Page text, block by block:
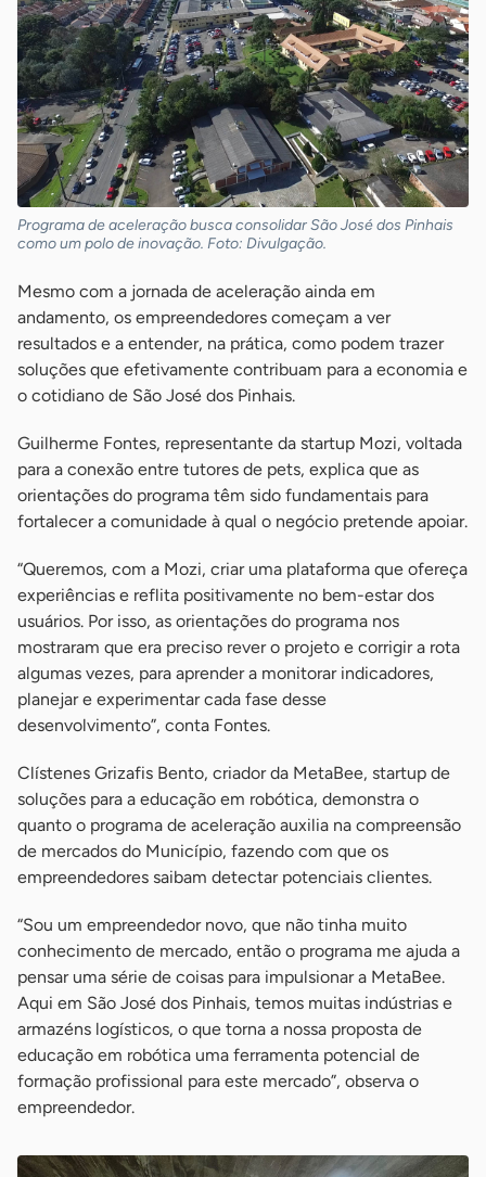
Programa de aceleração busca consolidar São José dos Pinhais
como um polo de inovação. Foto: Divulgação.
Mesmo com a jornada de aceleração ainda em
andamento, os empreendedores começam a ver
resultados e a entender, na prática, como podem trazer
soluções que efetivamente contribuam para a economia e
o cotidiano de São José dos Pinhais.
Guilherme Fontes, representante da startup Mozi, voltada
para a conexão entre tutores de pets, explica que as
orientações do programa têm sido fundamentais para
fortalecer a comunidade à qual o negócio pretende apoiar.
“Queremos, com a Mozi, criar uma plataforma que ofereça
experiências e reflita positivamente no bem-estar dos
usuários. Por isso, as orientações do programa nos
mostraram que era preciso rever o projeto e corrigir a rota
algumas vezes, para aprender a monitorar indicadores,
planejar e experimentar cada fase desse
desenvolvimento”, conta Fontes.
Clístenes Grizafis Bento, criador da MetaBee, startup de
soluções para a educação em robótica, demonstra o
quanto o programa de aceleração auxilia na compreensão
de mercados do Município, fazendo com que os
empreendedores saibam detectar potenciais clientes.
“Sou um empreendedor novo, que não tinha muito
conhecimento de mercado, então o programa me ajuda a
pensar uma série de coisas para impulsionar a MetaBee.
Aqui em São José dos Pinhais, temos muitas indústrias e
armazéns logísticos, o que torna a nossa proposta de
educação em robótica uma ferramenta potencial de
formação profissional para este mercado”, observa o
empreendedor.